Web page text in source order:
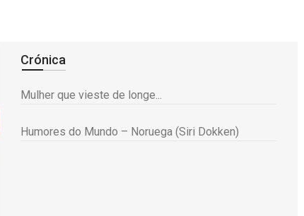
Crónica
Mulher que vieste de longe...
Humores do Mundo – Noruega (Siri Dokken)